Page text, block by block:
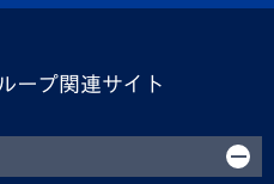
ープ関連サイト